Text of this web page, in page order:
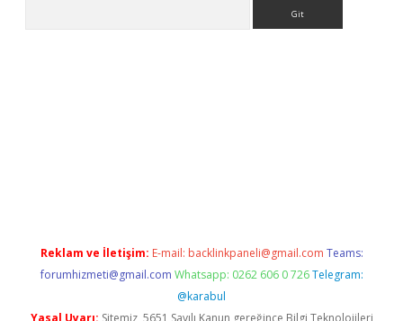
Reklam ve İletişim: E-mail: backlinkpaneli@gmail.com Teams:
forumhizmeti@gmail.com Whatsapp: 0262 606 0 726 Telegram:
@karabul
Yasal Uyarı: Sitemiz, 5651 Sayılı Kanun gereğince Bilgi Teknolojileri